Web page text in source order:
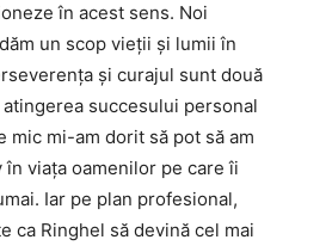
în acest sens. Noi
un scop vieții și lumii în
și curajul sunt două
succesului personal
mic mi-am dorit să pot să am
viața oamenilor pe care îi
Iar pe plan profesional,
ca Ringhel să devină cel mai